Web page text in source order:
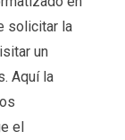
solicitar la
un
Aquí la
el